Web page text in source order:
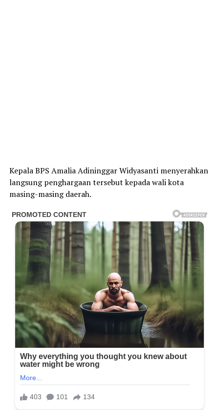
Kepala BPS Amalia Adininggar Widyasanti menyerahkan
langsung penghargaan tersebut kepada wali kota
masing-masing daerah.